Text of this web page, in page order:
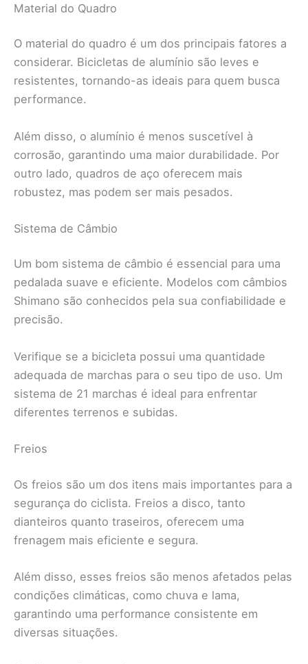
Material do Quadro
O material do quadro é um dos principais fatores a
considerar. Bicicletas de alumínio são leves e
resistentes, tornando-as ideais para quem busca
performance.
Além disso, o alumínio é menos suscetível à
corrosão, garantindo uma maior durabilidade. Por
outro lado, quadros de aço oferecem mais
robustez, mas podem ser mais pesados.
Sistema de Câmbio
Um bom sistema de câmbio é essencial para uma
pedalada suave e eficiente. Modelos com câmbios
Shimano são conhecidos pela sua confiabilidade e
precisão.
Verifique se a bicicleta possui uma quantidade
adequada de marchas para o seu tipo de uso. Um
sistema de 21 marchas é ideal para enfrentar
diferentes terrenos e subidas.
Freios
Os freios são um dos itens mais importantes para a
segurança do ciclista. Freios a disco, tanto
dianteiros quanto traseiros, oferecem uma
frenagem mais eficiente e segura.
Além disso, esses freios são menos afetados pelas
condições climáticas, como chuva e lama,
garantindo uma performance consistente em
diversas situações.